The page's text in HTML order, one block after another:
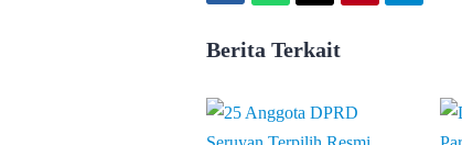
Berita Terkait